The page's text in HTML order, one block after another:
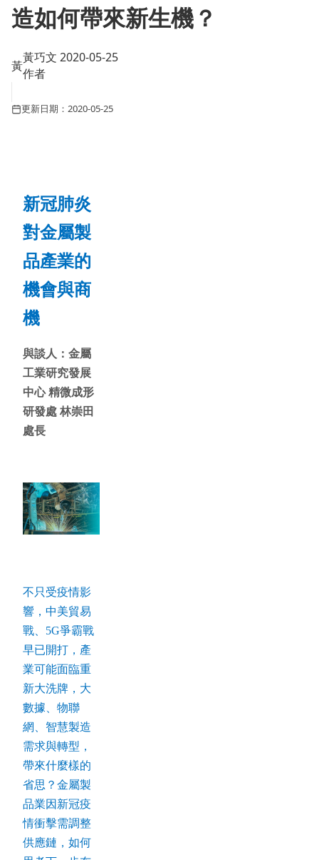
造如何帶來新生機？
黃
黃巧文 2020-05-25
作者
更新日期：2020-05-25
新冠肺炎
對金屬製
品產業的
機會與商
機
與談人：金屬
工業研究發展
中心 精微成形
研發處 林崇田
處長
不只受疫情影
響，中美貿易
戰、5G爭霸戰
早已開打，產
業可能面臨重
新大洗牌，大
數據、物聯
網、智慧製造
需求與轉型，
帶來什麼樣的
省思？金屬製
品業因新冠疫
情衝擊需調整
供應鏈，如何